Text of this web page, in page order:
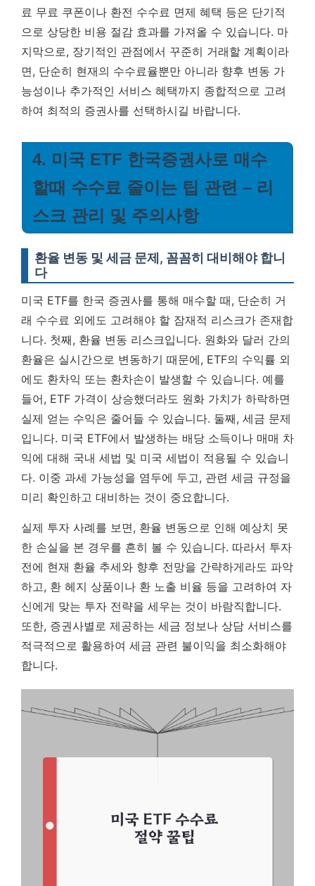
료 무료 쿠폰이나 환전 수수료 면제 혜택 등은 단기적
으로 상당한 비용 절감 효과를 가져올 수 있습니다. 마
지막으로, 장기적인 관점에서 꾸준히 거래할 계획이라
면, 단순히 현재의 수수료율뿐만 아니라 향후 변동 가
능성이나 추가적인 서비스 혜택까지 종합적으로 고려
하여 최적의 증권사를 선택하시길 바랍니다.
4. 미국 ETF 한국증권사로 매수
할때 수수료 줄이는 팁 관련 – 리
스크 관리 및 주의사항
환율 변동 및 세금 문제, 꼼꼼히 대비해야 합니
다
미국 ETF를 한국 증권사를 통해 매수할 때, 단순히 거
래 수수료 외에도 고려해야 할 잠재적 리스크가 존재합
니다. 첫째, 환율 변동 리스크입니다. 원화와 달러 간의
환율은 실시간으로 변동하기 때문에, ETF의 수익률 외
에도 환차익 또는 환차손이 발생할 수 있습니다. 예를
들어, ETF 가격이 상승했더라도 원화 가치가 하락하면
실제 얻는 수익은 줄어들 수 있습니다. 둘째, 세금 문제
입니다. 미국 ETF에서 발생하는 배당 소득이나 매매 차
익에 대해 국내 세법 및 미국 세법이 적용될 수 있습니
다. 이중 과세 가능성을 염두에 두고, 관련 세금 규정을
미리 확인하고 대비하는 것이 중요합니다.
실제 투자 사례를 보면, 환율 변동으로 인해 예상치 못
한 손실을 본 경우를 흔히 볼 수 있습니다. 따라서 투자
전에 현재 환율 추세와 향후 전망을 간략하게라도 파악
하고, 환 헤지 상품이나 환 노출 비율 등을 고려하여 자
신에게 맞는 투자 전략을 세우는 것이 바람직합니다.
또한, 증권사별로 제공하는 세금 정보나 상담 서비스를
적극적으로 활용하여 세금 관련 불이익을 최소화해야
합니다.